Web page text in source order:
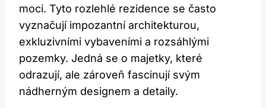
moci. Tyto rozlehlé rezidence se často
vyznačují impozantní architekturou,
exkluzivními vybaveními a rozsáhlými
pozemky. Jedná se o majetky, které
odrazují, ale zároveň fascinují svým
nádherným designem a detaily.